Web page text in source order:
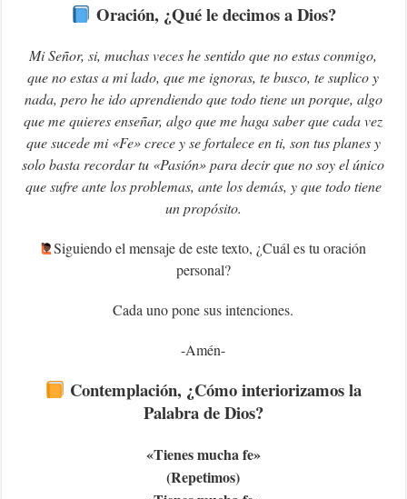
Oración, ¿Qué le decimos a Dios?
Mi Señor, si, muchas veces he sentido que no estas conmigo,
que no estas a mi lado, que me ignoras, te busco, te suplico y
nada, pero he ido aprendiendo que todo tiene un porque, algo
que me quieres enseñar, algo que me haga saber que cada vez
que sucede mi «Fe» crece y se fortalece en ti, son tus planes y
solo basta recordar tu «Pasión» para decir que no soy el único
que sufre ante los problemas, ante los demás, y que todo tiene
un propósito.
‍Siguiendo el mensaje de este texto, ¿Cuál es tu oración
personal?
Cada uno pone sus intenciones.
-Amén-
Contemplación, ¿Cómo interiorizamos la
Palabra de Dios?
«Tienes mucha fe»
(Repetimos)